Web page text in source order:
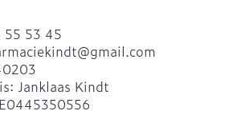
55 53 45
gmail.com
Janklaas Kindt